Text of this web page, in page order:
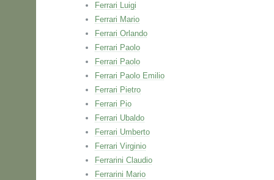
Ferrari Luigi
Ferrari Mario
Ferrari Orlando
Ferrari Paolo
Ferrari Paolo
Ferrari Paolo Emilio
Ferrari Pietro
Ferrari Pio
Ferrari Ubaldo
Ferrari Umberto
Ferrari Virginio
Ferrarini Claudio
Ferrarini Mario